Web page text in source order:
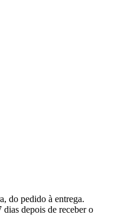
do pedido à entrega.
dias depois de receber o